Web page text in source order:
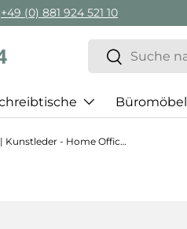
+49 (0) 881 924 521 10
Suchen
Suchen
Büromöbel
SARANTO II | Kunstleder - Home Office Bürostuhl